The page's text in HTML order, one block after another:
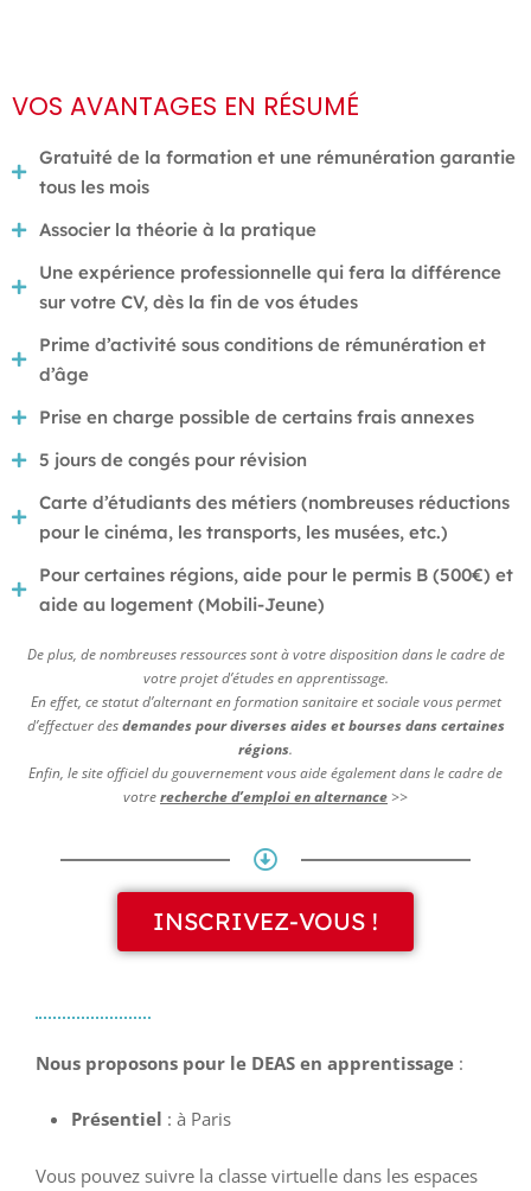
VOS AVANTAGES EN RÉSUMÉ
Gratuité de la formation et une rémunération garantie
tous les mois
Associer la théorie à la pratique
Une expérience professionnelle qui fera la différence
sur votre CV, dès la fin de vos études
Prime d’activité sous conditions de rémunération et
d’âge
Prise en charge possible de certains frais annexes
5 jours de congés pour révision
Carte d’étudiants des métiers (nombreuses réductions
pour le cinéma, les transports, les musées, etc.)
Pour certaines régions, aide pour le permis B (500€) et
aide au logement (Mobili-Jeune)
De plus, de nombreuses ressources sont à votre disposition dans le cadre de
votre projet d’études en apprentissage.
En effet, ce statut d’alternant en formation sanitaire et sociale vous permet
d’effectuer desdemandes pour diverses aides et bourses dans certaines
régions.
Enfin, le site officiel du gouvernement vous aide également dans le cadre de
votrerecherche d’emploi en alternance >>
INSCRIVEZ-VOUS !
Nous proposons pour le DEAS en apprentissage :
Présentiel : à Paris
Vous pouvez suivre la classe virtuelle dans les espaces